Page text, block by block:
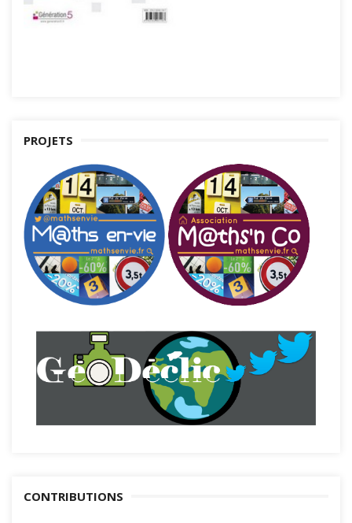
PROJETS
CONTRIBUTIONS